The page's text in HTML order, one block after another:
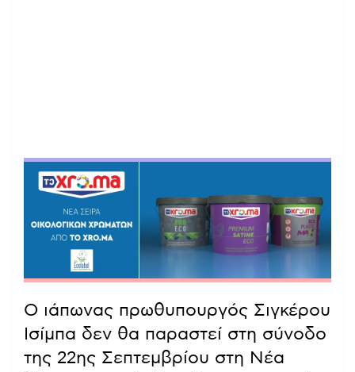
Ο ιάπωνας πρωθυπουργός Σιγκέρου
Ισίμπα δεν θα παραστεί στη σύνοδο
της 22ης Σεπτεμβρίου στη Νέα